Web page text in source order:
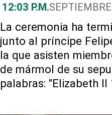
12:03 P.M.
La ceremonia ha
junto al príncipe
la que asisten
de mármol de su
palabras: "Elizabeth II